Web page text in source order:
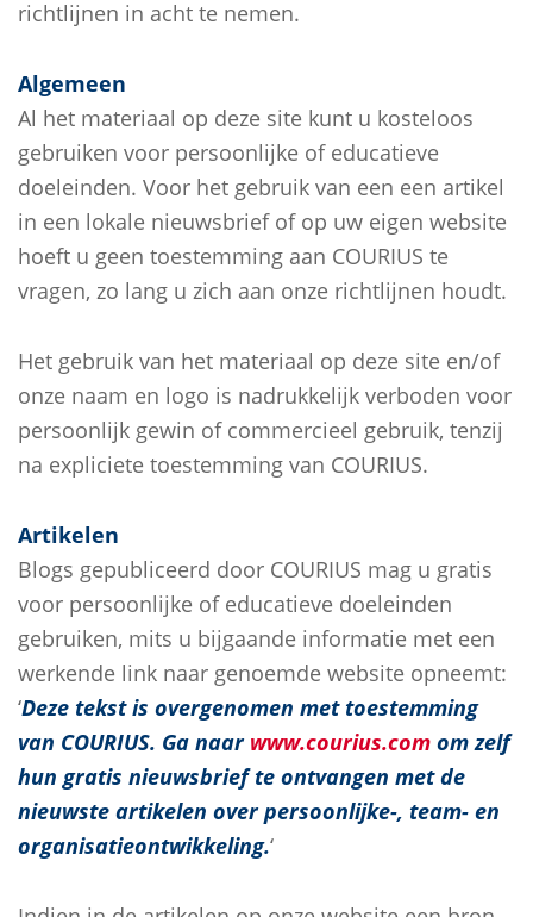
richtlijnen in acht te nemen.
Algemeen
Al het materiaal op deze site kunt u kosteloos
gebruiken voor persoonlijke of educatieve
doeleinden. Voor het gebruik van een een artikel
in een lokale nieuwsbrief of op uw eigen website
hoeft u geen toestemming aan COURIUS te
vragen, zo lang u zich aan onze richtlijnen houdt.
Het gebruik van het materiaal op deze site en/of
onze naam en logo is nadrukkelijk verboden voor
persoonlijk gewin of commercieel gebruik, tenzij
na expliciete toestemming van COURIUS.
Artikelen
Blogs gepubliceerd door COURIUS mag u gratis
voor persoonlijke of educatieve doeleinden
gebruiken, mits u bijgaande informatie met een
werkende link naar genoemde website opneemt:
‘Deze tekst is overgenomen met toestemming
van COURIUS. Ga naar www.courius.com om zelf
hun gratis nieuwsbrief te ontvangen met de
nieuwste artikelen over persoonlijke-, team- en
organisatieontwikkeling.‘